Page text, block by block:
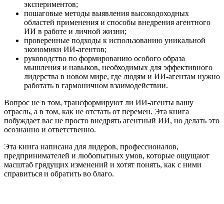
экспериментов;
пошаговые методы выявления высокодоходных
областей применения и способы внедрения агентного
ИИ в работе и личной жизни;
проверенные подходы к использованию уникальной
экономики ИИ-агентов;
руководство по формированию особого образа
мышления и навыков, необходимых для эффективного
лидерства в новом мире, где людям и ИИ-агентам нужно
работать в гармоничном взаимодействии.
Вопрос не в том, трансформируют ли ИИ-агенты вашу
отрасль, а в том, как не отстать от перемен. Эта книга
побуждает вас не просто внедрять агентный ИИ, но делать это
осознанно и ответственно.
Эта книга написана для лидеров, профессионалов,
предпринимателей и любопытных умов, которые ощущают
масштаб грядущих изменений и хотят понять, как с ними
справиться и обратить во благо.